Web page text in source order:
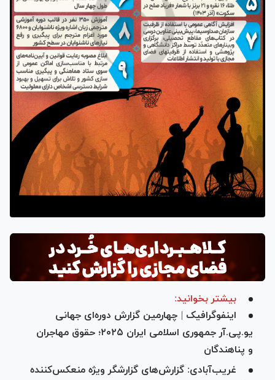
بیشتر بخوانید:
اینفوگرافیک | چهارمین گزارش دوره‌ای جهانی
یو.پی.آر جمهوری اسلامی ایران ۲۰۲۵؛ حقوق مهاجران
و پناهندگان
غریب‌آبادی: گزارش‌های گزارشگر ویژه منعکس‌کننده